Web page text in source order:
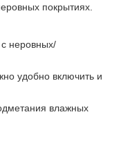
покрытиях.
неровных/
удобно включить и
влажных